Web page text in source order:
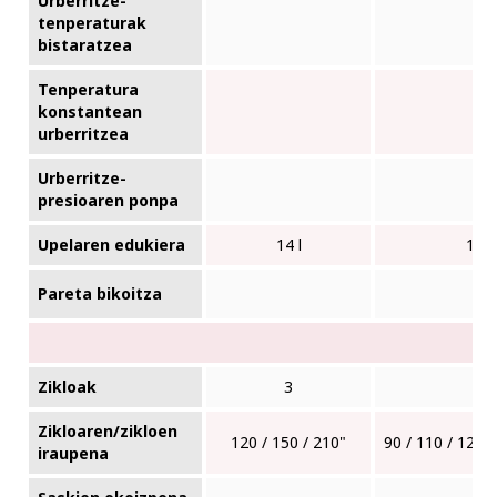
tenperaturak
bistaratzea
Tenperatura
konstantean
urberritzea
Urberritze-
presioaren ponpa
Upelaren edukiera 14 l 14 l
Pareta bikoitza
Zikloak 3
Zikloaren/zikloen
iraupena
120 / 150 / 210" 90 / 110 / 120